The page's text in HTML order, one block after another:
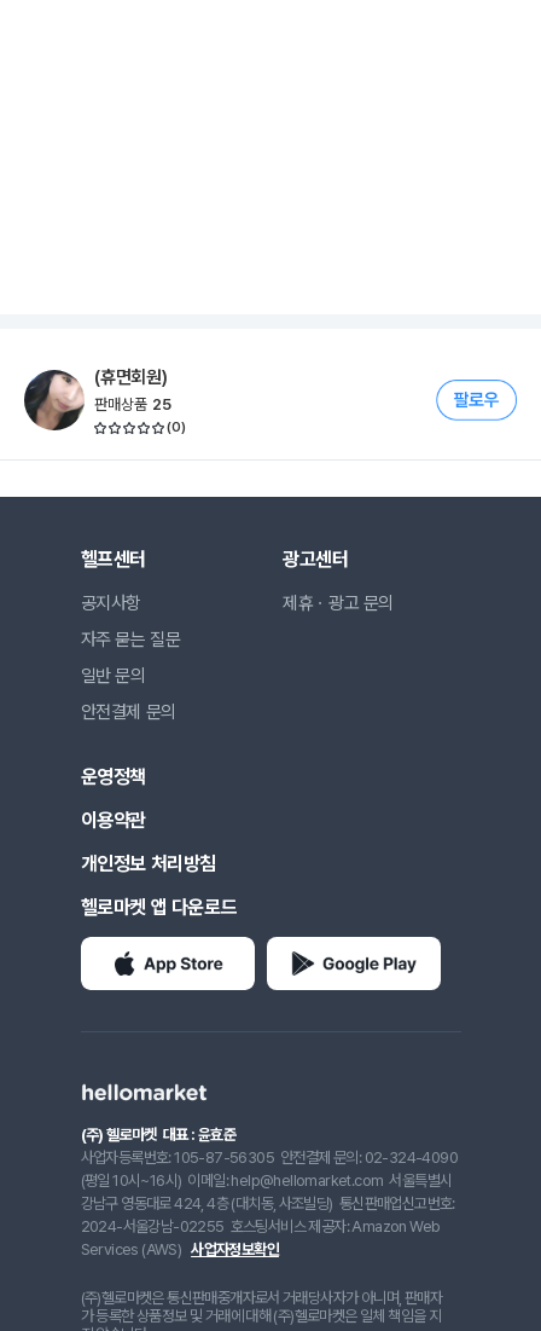
(휴면회원)
판매상품 25
(0)
헬프센터
공지사항
자주 묻는 질문
일반 문의
안전결제 문의
광고센터
제휴ㆍ광고 문의
운영정책
이용약관
개인정보 처리방침
헬로마켓 앱 다운로드
(주) 헬로마켓 대표 : 윤효준
사업자등록번호: 105-87-56305 안전결제 문의: 02-324-4090
(평일 10시~16시) 이메일: help@hellomarket.com 서울특별시
강남구 영동대로 424, 4층 (대치동, 사조빌딩) 통신판매업신고번호:
2024-서울강남-02255 호스팅서비스 제공자: Amazon Web
Services (AWS) 사업자정보확인
(주)헬로마켓은 통신판매중개자로서 거래당사자가 아니며, 판매자
가 등록한 상품정보 및 거래에 대해 (주)헬로마켓은 일체 책임을 지